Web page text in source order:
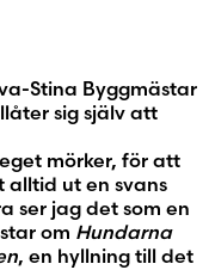
Stina Byggmästar
sig själv att
mörker, för att
alltid ut en svans
ser jag det som en
om Hundarna
, en hyllning till det